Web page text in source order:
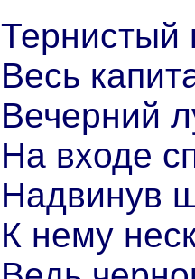
Тернистый
Весь
Вечерний
На входе
Надвинув
К нему